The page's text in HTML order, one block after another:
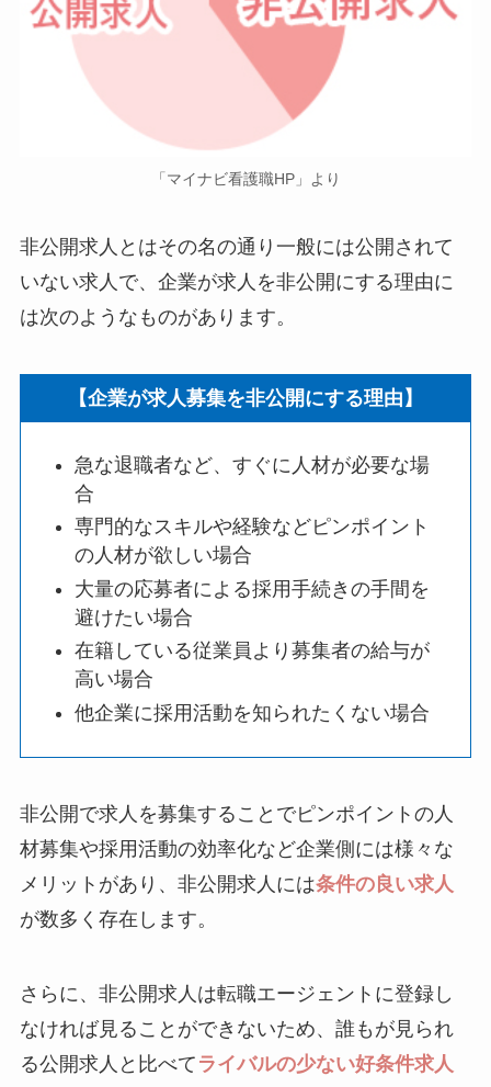
「マイナビ看護職HP」より
非公開求人とはその名の通り一般には公開されて
いない求人で、企業が求人を非公開にする理由に
は次のようなものがあります。
【企業が求人募集を非公開にする理由】
急な退職者など、すぐに人材が必要な場
合
専門的なスキルや経験などピンポイント
の人材が欲しい場合
大量の応募者による採用手続きの手間を
避けたい場合
在籍している従業員より募集者の給与が
高い場合
他企業に採用活動を知られたくない場合
非公開で求人を募集することでピンポイントの人
材募集や採用活動の効率化など企業側には様々な
メリットがあり、非公開求人には条件の良い求人
が数多く存在します。
さらに、非公開求人は転職エージェントに登録し
なければ見ることができないため、誰もが見られ
る公開求人と比べて ライバルの少ない好条件求人